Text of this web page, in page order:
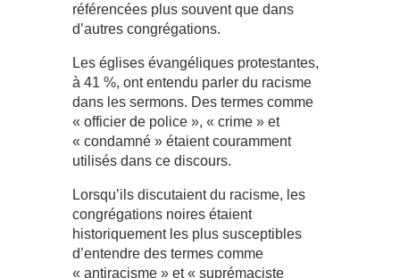
référencées plus souvent que dans
d’autres congrégations.
Les églises évangéliques protestantes,
à 41 %, ont entendu parler du racisme
dans les sermons. Des termes comme
« officier de police », « crime » et
« condamné » étaient couramment
utilisés dans ce discours.
Lorsqu’ils discutaient du racisme, les
congrégations noires étaient
historiquement les plus susceptibles
d’entendre des termes comme
« antiracisme » et « suprémaciste